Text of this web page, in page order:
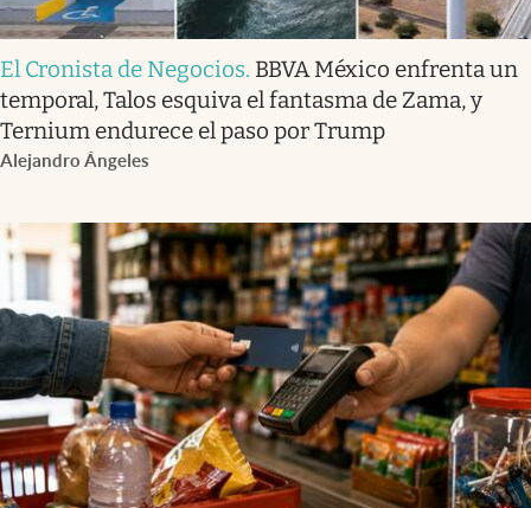
El Cronista de Negocios. BBVA México enfrenta un
temporal, Talos esquiva el fantasma de Zama, y
Ternium endurece el paso por Trump
Alejandro Ángeles